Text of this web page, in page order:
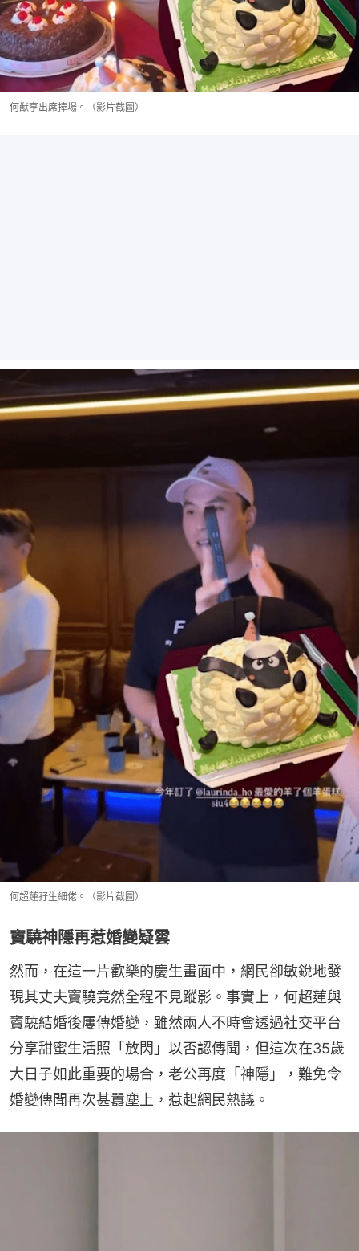
何猷亨出席捧場。（影片截圖）
何超蓮孖生細佬。（影片截圖）
竇驍神隱再惹婚變疑雲
然而，在這一片歡樂的慶生畫面中，網民卻敏銳地發
現其丈夫竇驍竟然全程不見蹤影。事實上，何超蓮與
竇驍結婚後屢傳婚變，雖然兩人不時會透過社交平台
分享甜蜜生活照「放閃」以否認傳聞，但這次在35歲
大日子如此重要的場合，老公再度「神隱」，難免令
婚變傳聞再次甚囂塵上，惹起網民熱議。